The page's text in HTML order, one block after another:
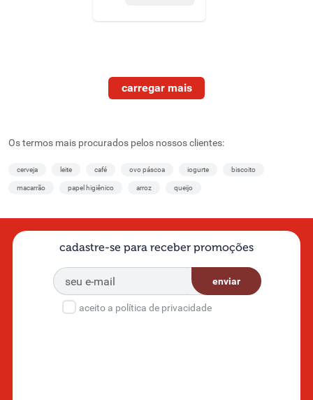
Os termos mais procurados pelos nossos clientes:
cerveja leite café ovo páscoa iogurte biscoito
macarrão papel higiênico arroz queijo
cadastre-se para receber promoções
enviar
aceito a política de privacidade